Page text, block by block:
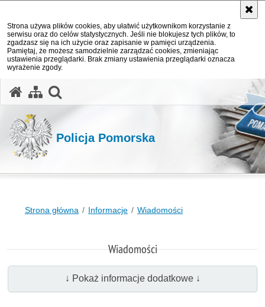
Strona używa plików cookies, aby ułatwić użytkownikom korzystanie z
serwisu oraz do celów statystycznych. Jeśli nie blokujesz tych plików, to
zgadzasz się na ich użycie oraz zapisanie w pamięci urządzenia.
Pamiętaj, że możesz samodzielnie zarządzać cookies, zmieniając
ustawienia przeglądarki. Brak zmiany ustawienia przeglądarki oznacza
wyrażenie zgody.
Policja Pomorska
Strona główna Informacje Wiadomości
Wiadomości
↓ Pokaż informacje dodatkowe ↓